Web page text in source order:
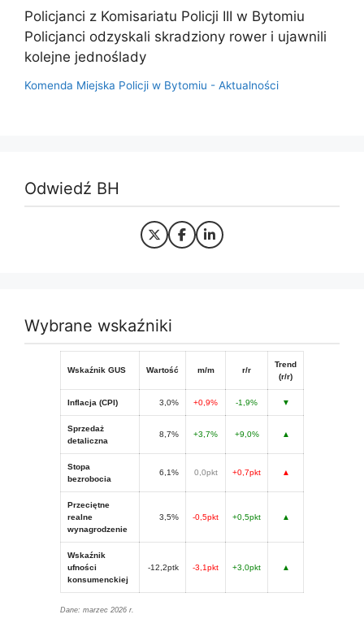
Policjanci z Komisariatu Policji III w Bytomiu
Policjanci odzyskali skradziony rower i ujawnili
kolejne jednoślady
Komenda Miejska Policji w Bytomiu - Aktualności
Odwiedź BH
Wybrane wskaźniki
Wskaźnik GUS Wartość m/m r/r
Trend
(r/r)
Inflacja (CPI) 3,0% +0,9% -1,9% ▼
Sprzedaż
detaliczna
8,7% +3,7% +9,0% ▲
Stopa
bezrobocia
6,1% 0,0pkt +0,7pkt ▲
Przeciętne
realne
wynagrodzenie
3,5% -0,5pkt +0,5pkt ▲
Wskaźnik
ufności
konsumenckiej
-12,2ptk -3,1pkt +3,0pkt ▲
Dane: marzec 2026 r.